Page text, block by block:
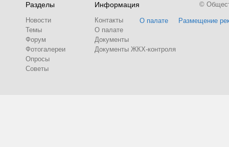
Разделы
Новости
Темы
Форум
Фотогалереи
Опросы
Советы
Информация
Контакты
О палате
Документы
Документы ЖКХ-контроля
О палате Размещение
©